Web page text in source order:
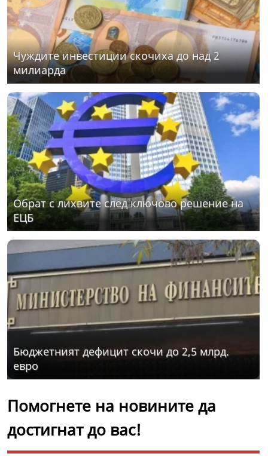
Чуждите инвестиции скочиха до над 2
милиарда
Обрат с лихвите след ключово решение на
ЕЦБ
Бюджетният дефицит скочи до 2,5 млрд.
евро
Помогнете на новините да
достигнат до вас!